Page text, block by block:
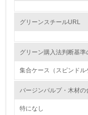
かしている
従業員が環境方針に基づ
グリーンスチールURL
グリーン購入法判断基準
集合ケース（スピンドル
バージンパルプ・木材
特になし